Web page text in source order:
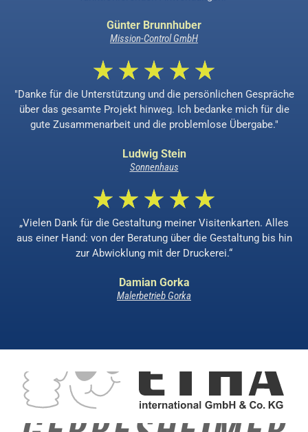
Günter Brunnhuber
Mission-Control GmbH
"Danke für die Unterstützung und die persönlichen Gespräche
über das gesamte Projekt hinweg. Ich bedanke mich für die
gute Zusammenarbeit und die problemlose Übergabe."
Ludwig Stein
Sonnenhaus
„Vielen Dank für die Gestaltung meiner Visitenkarten. Alles
aus einer Hand: von der Beratung über die Gestaltung bis hin
zur Abwicklung mit der Druckerei.“
Damian Gorka
Malerbetrieb Gorka